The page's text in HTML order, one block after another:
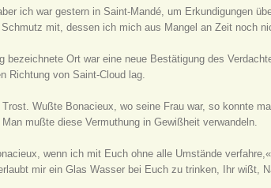
ich war gestern in Saint-Mandé, um Erkundigungen
mit, dessen ich mich aus Mangel an Zeit noch
bezeichnete Ort war eine neue Bestätigung des
Richtung von Saint-Cloud lag.
Wußte Bonacieux, wo seine Frau war, so konnte
mußte diese Vermuthung in Gewißheit verwandeln.
wenn ich mit Euch ohne alle Umstände
mir ein Glas Wasser bei Euch zu trinken, Ihr wißt,